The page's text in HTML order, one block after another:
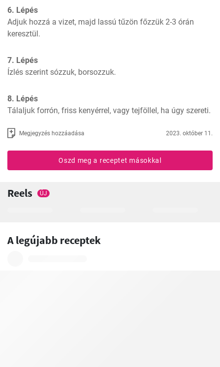
6. Lépés
Adjuk hozzá a vizet, majd lassú tűzön főzzük 2-3 órán
keresztül.
7. Lépés
Ízlés szerint sózzuk, borsozzuk.
8. Lépés
Tálaljuk forrón, friss kenyérrel, vagy tejföllel, ha úgy szereti.
Megjegyzés hozzáadása 2023. október 11.
Oszd meg a receptet másokkal
Reels ÚJ
A legújabb receptek